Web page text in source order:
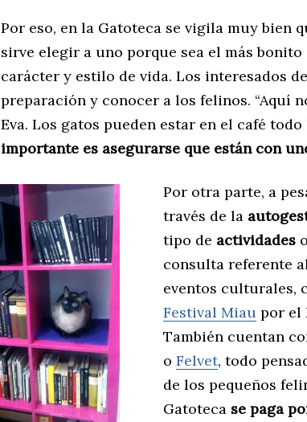
Por eso, en la Gatoteca se vigila muy bien
sirve elegir a uno porque sea el más
carácter y estilo de vida. Los interesados
preparación y conocer a los felinos. “Aquí
Eva. Los gatos pueden estar en el café
importante es asegurarse que están con
Por otra parte, a
través de la
tipo de actividades
consulta referente
eventos culturales,
Festival Miau por el
También cuentan
o Felvet, todo
de los pequeños
Gatoteca se paga